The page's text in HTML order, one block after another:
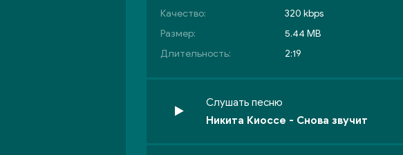
Качество:
320 kbps
Размер:
5.44 MB
Длительность:
2:19
Слушать песню
Никита Киоссе - Снова звучит